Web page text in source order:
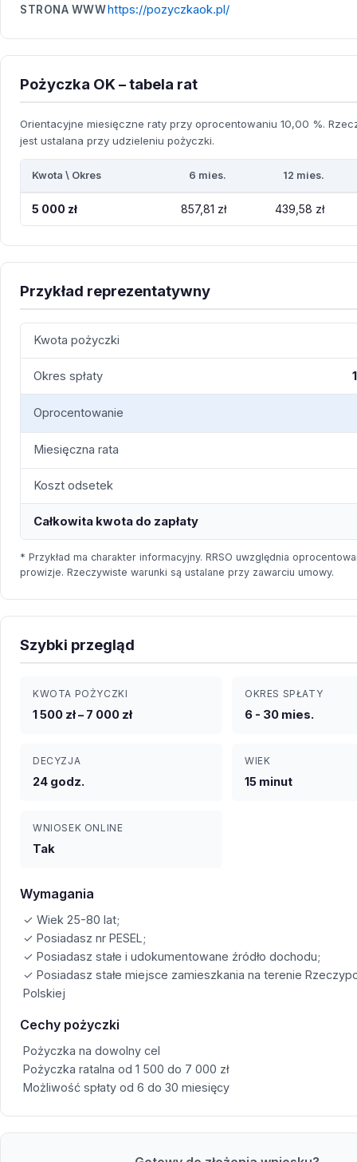
STRONA WWW https://pozyczkaok.pl/
Pożyczka OK – tabela rat
Orientacyjne miesięczne raty przy oprocentowaniu 10,00 %.
jest ustalana przy udzieleniu pożyczki.
Kwota \ Okres 6 mies. 12 mies.
5 000 zł 857,81 zł 439,58 zł
Przykład reprezentatywny
Kwota pożyczki
Okres spłaty
Oprocentowanie
Miesięczna rata
Koszt odsetek
Całkowita kwota do zapłaty
* Przykład ma charakter informacyjny. RRSO uwzględnia
prowizje. Rzeczywiste warunki są ustalane przy zawarciu umowy.
Szybki przegląd
KWOTA POŻYCZKI
1 500 zł – 7 000 zł
OKRES SPŁATY
6 - 30 mies.
DECYZJA
24 godz.
WIEK
15 minut
WNIOSEK ONLINE
Tak
Wymagania
✓ Wiek 25-80 lat;
✓ Posiadasz nr PESEL;
✓ Posiadasz stałe i udokumentowane źródło dochodu;
✓ Posiadasz stałe miejsce zamieszkania na terenie
Polskiej
Cechy pożyczki
Pożyczka na dowolny cel
Pożyczka ratalna od 1 500 do 7 000 zł
Możliwość spłaty od 6 do 30 miesięcy